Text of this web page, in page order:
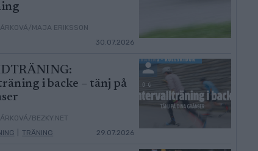
MAJA ERIKSSON
30.07.2026
i backe – tänj på
BEZKY.NET
TRÄNING 29.07.2026